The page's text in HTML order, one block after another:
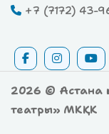
+7 (7172) 43-
2026 © Астана
театры» МКҚК